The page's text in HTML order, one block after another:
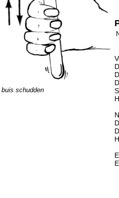
buis schudden